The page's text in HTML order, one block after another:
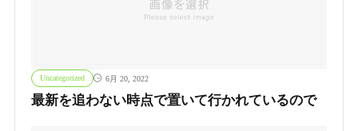
Uncategorized 6月 20, 2022
最新を追わない時点で置いて行かれているので